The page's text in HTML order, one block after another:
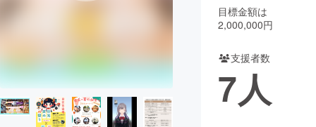
まちづくり・地域活性化
CAMPFIRE for Social Good CAMPFIRE Creation
CAMPFIREふるさと納税
コミュニティ
目標金額は
2,000,000円
支援者数
7人